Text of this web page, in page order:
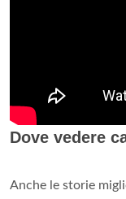
Dove vedere
Anche le storie